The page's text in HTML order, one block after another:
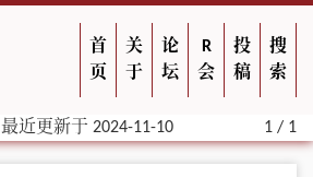
首
页
关
于
论
坛
R
会
投
稿
搜
索
最近更新于 2024-11-10 1 / 1